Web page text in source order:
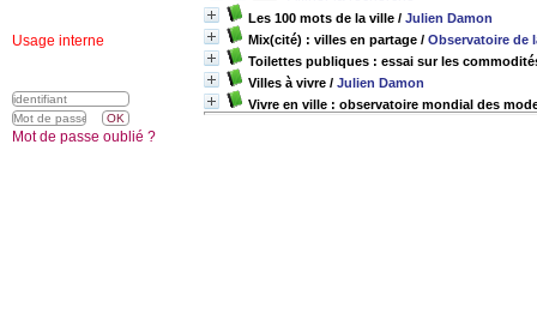
Les 100 mots de la ville / Julien Damon
Mix(cité) : villes en partage / Observatoire de
Toilettes publiques : essai sur les
Villes à vivre / Julien Damon
Vivre en ville : observatoire mondial des
Usage interne
Mot de passe oublié ?